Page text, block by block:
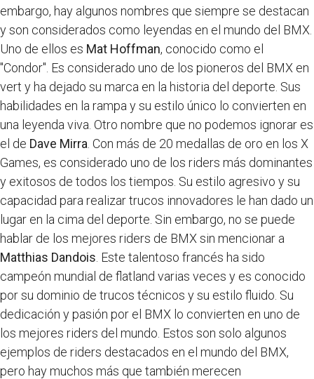
embargo, hay algunos nombres que siempre se destacan
y son considerados como leyendas en el mundo del BMX.
Uno de ellos es Mat Hoffman, conocido como el
"Condor". Es considerado uno de los pioneros del BMX en
vert y ha dejado su marca en la historia del deporte. Sus
habilidades en la rampa y su estilo único lo convierten en
una leyenda viva. Otro nombre que no podemos ignorar es
el de Dave Mirra . Con más de 20 medallas de oro en los X
Games, es considerado uno de los riders más dominantes
y exitosos de todos los tiempos. Su estilo agresivo y su
capacidad para realizar trucos innovadores le han dado un
lugar en la cima del deporte. Sin embargo, no se puede
hablar de los mejores riders de BMX sin mencionar a
Matthias Dandois . Este talentoso francés ha sido
campeón mundial de flatland varias veces y es conocido
por su dominio de trucos técnicos y su estilo fluido. Su
dedicación y pasión por el BMX lo convierten en uno de
los mejores riders del mundo. Estos son solo algunos
ejemplos de riders destacados en el mundo del BMX,
pero hay muchos más que también merecen